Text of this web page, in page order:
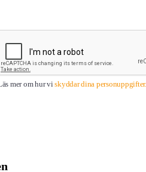
mer om hur viskyddar dina personuppgifter.